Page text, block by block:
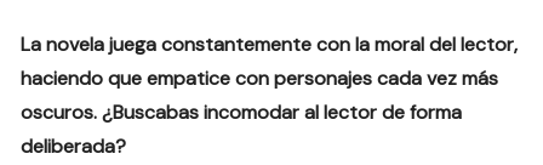
La novela juega constantemente con la moral del lector,
haciendo que empatice con personajes cada vez más
oscuros. ¿Buscabas incomodar al lector de forma
deliberada?